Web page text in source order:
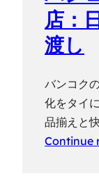
店：
渡し
バンコク
化をタイ
品揃えと
Continue